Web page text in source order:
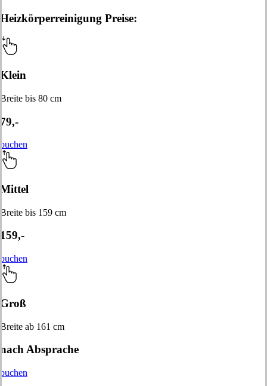
Heizkörperreinigung Preise:
Klein
Breite bis 80 cm
79,-
buchen
Mittel
Breite bis 159 cm
159,-
buchen
Groß
Breite ab 161 cm
nach Absprache
buchen